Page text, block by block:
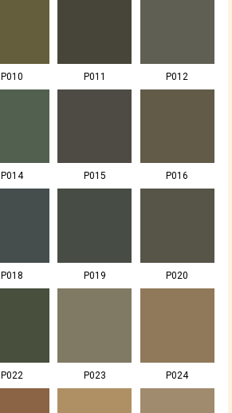
P010 P011 P012
P014 P015 P016
P018 P019 P020
P022 P023 P024